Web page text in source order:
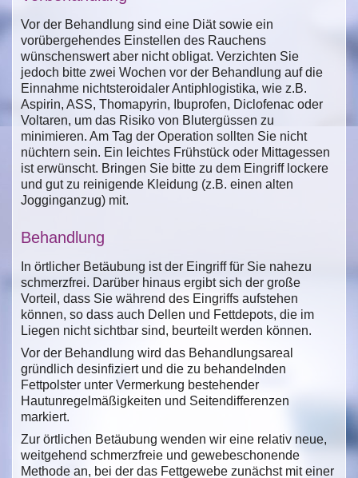
Vor der Behandlung sind eine Diät sowie ein
vorübergehendes Einstellen des Rauchens
wünschenswert aber nicht obligat. Verzichten Sie
jedoch bitte zwei Wochen vor der Behandlung auf die
Einnahme nichtsteroidaler Antiphlogistika, wie z.B.
Aspirin, ASS, Thomapyrin, Ibuprofen, Diclofenac oder
Voltaren, um das Risiko von Blutergüssen zu
minimieren. Am Tag der Operation sollten Sie nicht
nüchtern sein. Ein leichtes Frühstück oder Mittagessen
ist erwünscht. Bringen Sie bitte zu dem Eingriff lockere
und gut zu reinigende Kleidung (z.B. einen alten
Jogginganzug) mit.
Behandlung
In örtlicher Betäubung ist der Eingriff für Sie nahezu
schmerzfrei. Darüber hinaus ergibt sich der große
Vorteil, dass Sie während des Eingriffs aufstehen
können, so dass auch Dellen und Fettdepots, die im
Liegen nicht sichtbar sind, beurteilt werden können.
Vor der Behandlung wird das Behandlungsareal
gründlich desinfiziert und die zu behandelnden
Fettpolster unter Vermerkung bestehender
Hautunregelmäßigkeiten und Seitendifferenzen
markiert.
Zur örtlichen Betäubung wenden wir eine relativ neue,
weitgehend schmerzfreie und gewebeschonende
Methode an, bei der das Fettgewebe zunächst mit einer